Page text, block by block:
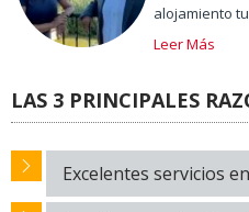
alojamiento
Leer Más
LAS 3 PRINCIPALES
Excelentes servicios